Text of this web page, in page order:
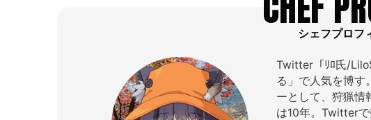
シェフプロフ
Twitter「ﾘﾛ氏/
る」で人気を博す
ーとして、狩猟情
は10年。Twitter